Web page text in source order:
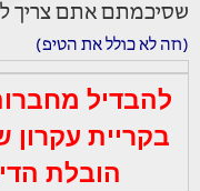
שסיכמתם אתם צריך
(וזה לא כולל את הטיפ)
להבדיל
בקריית
הובלת